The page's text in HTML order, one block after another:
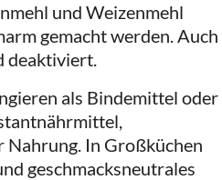
und Weizenmehl
gemacht werden. Auch
deaktiviert.
als Bindemittel oder
Nahrung. In Großküchen
geschmacksneutrales